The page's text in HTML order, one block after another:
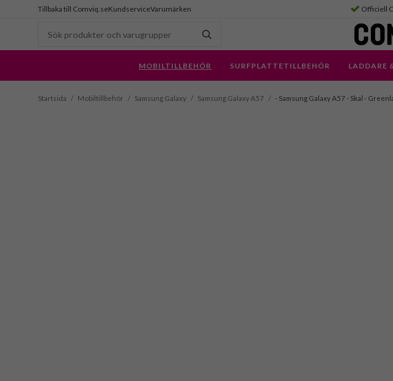
Tillbaka till Comviq.seKundserviceVarumärken Officiell
MOBILTILLBEHÖR SURFPLATTETILLBEHÖR LADDARE
Startsida / Mobiltillbehör / Samsung Galaxy / Samsung Galaxy A57 / - Samsung Galaxy A57 - Skal -